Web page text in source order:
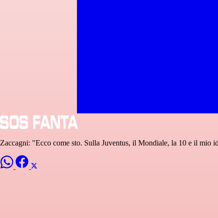
Zaccagni: "Ecco come sto. Sulla Juventus, il Mondiale, la 10 e il mio